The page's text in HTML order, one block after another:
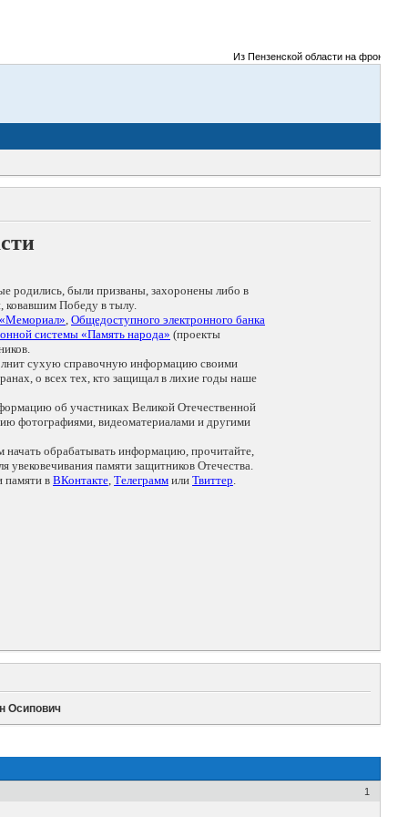
Из Пензенской области на фронты
родились, были призваны, захоронены либо в
ковавшим Победу в тылу.
, Общедоступного электронного банка
системы «Память народа» (проекты
сухую справочную информацию своими
о всех тех, кто защищал в лихие годы наше
об участниках Великой Отечественной
фотографиями, видеоматериалами и другими
начать обрабатывать информацию, прочитайте,
памяти защитников Отечества.
памяти в ВКонтакте, Телеграмм или Твиттер.
Осипович
1